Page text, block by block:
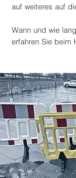
auf weiteres auf
Wann und wie
erfahren Sie beim